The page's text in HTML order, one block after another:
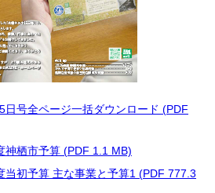
日号全ページ一括ダウンロード (PDF
神栖市予算 (PDF 1.1 MB)
当初予算 主な事業と予算1 (PDF 777.3